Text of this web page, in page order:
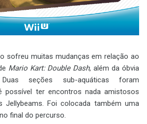
sofreu muitas mudanças em relação ao
Mario Kart: Double Dash, além da óbvia
seções sub-aquáticas foram
possível ter encontros nada amistosos
Foi colocada também uma
final do percurso.